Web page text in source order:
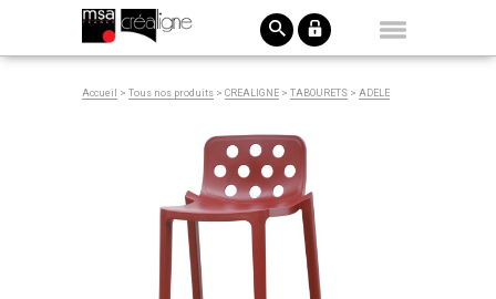
Accueil > Tous nos produits > CREALIGNE > TABOURETS > ADELE